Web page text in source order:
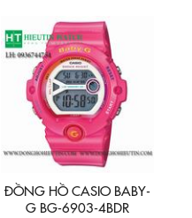
ĐỒNG HỒ CASIO BABY-
G BG-6903-4BDR